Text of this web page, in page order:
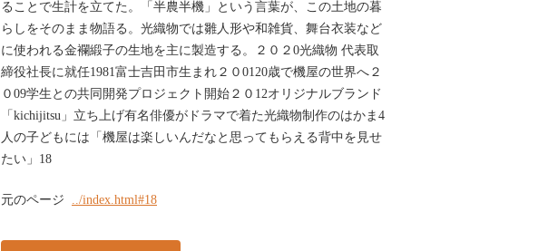
ることで生計を立てた。「半農半機」という言葉が、この土地の暮
らしをそのまま物語る。光織物では雛人形や和雑貨、舞台衣装など
に使われる金襴緞子の生地を主に製造する。２０２0光織物 代表取
締役社長に就任1981富士吉田市生まれ２０0120歳で機屋の世界へ２
０09学生との共同開発プロジェクト開始２０12オリジナルブランド
「kichijitsu」立ち上げ有名俳優がドラマで着た光織物制作のはかま4
人の子どもには「機屋は楽しいんだなと思ってもらえる背中を見せ
たい」18
元のページ ../index.html#18